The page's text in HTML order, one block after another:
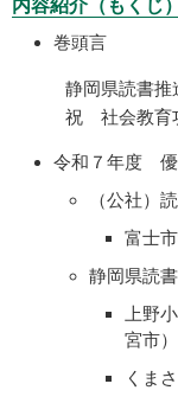
内容紹介（もくじ）
巻頭言
静岡県読書推
祝 社会教育功
令和７年度 優
（公社）
富士
静岡県読
上野
宮市）
くま